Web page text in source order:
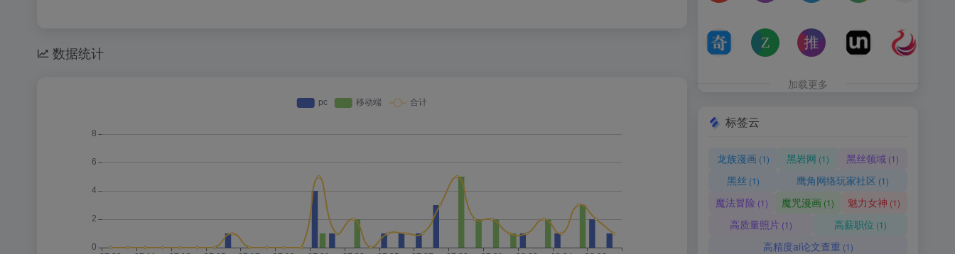
数据统计
奇书网
TXT电子书免费下载,TXT全集下载,小说TXT下载,全本完
Zoom Earth
Zoom Earth风暴追踪器，实时天气和卫星图
推次元
推次元a2cy.com(T站)是以
Unblast – 免费
Unblast是免费设
加载更多
标签云
龙族漫画 (1) 黑岩网 (1) 黑丝领域 (1)
黑丝 (1) 鹰角网络玩家社区 (1)
魔法冒险 (1) 魔咒漫画(1) 魅力女神 (1)
高质量照片(1) 高薪职位 (1)
高精度ai论文查重 (1)